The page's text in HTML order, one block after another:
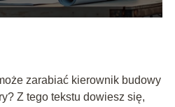
zarabiać kierownik budowy
Z tego tekstu dowiesz się,